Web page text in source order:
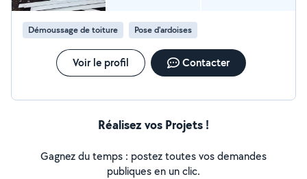
Démoussage de toiture Pose d'ardoises
Voir le profil Contacter
Réalisez vos Projets !
Gagnez du temps : postez toutes vos demandes
publiques en un clic.